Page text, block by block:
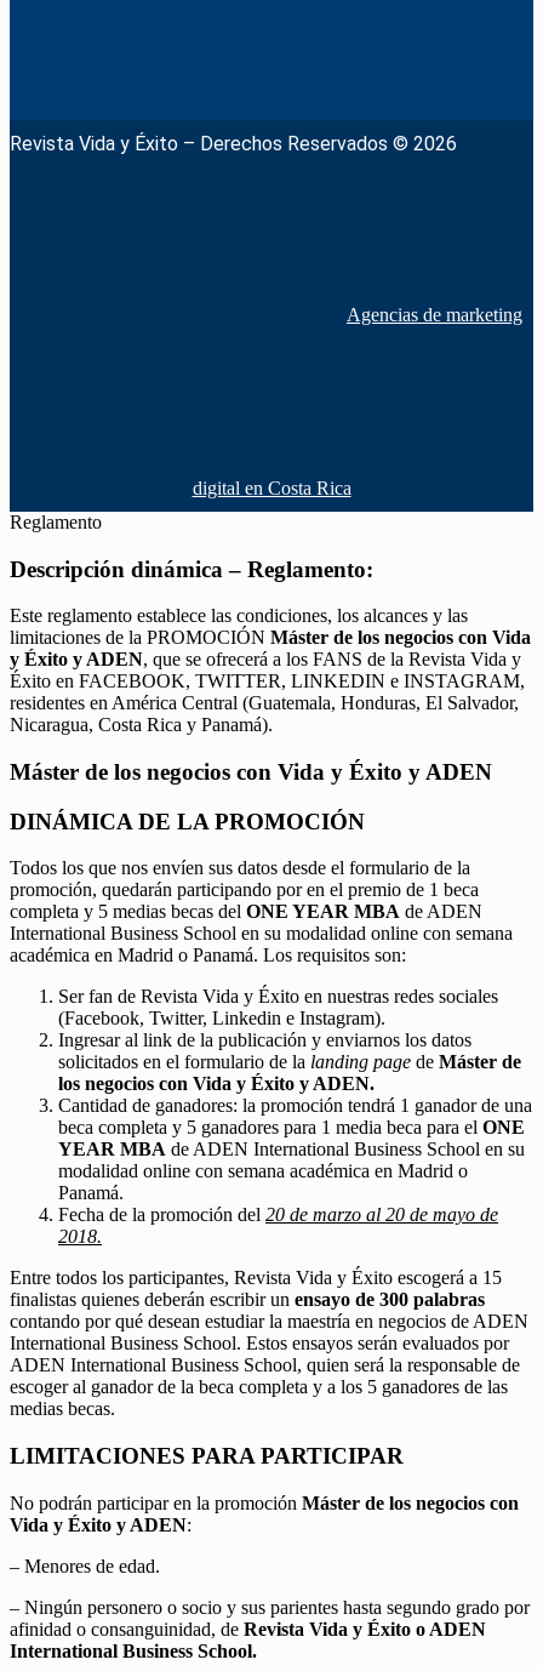
Revista Vida y Éxito – Derechos Reservados © 2026
Agencias de marketing
digital en Costa Rica
Reglamento
Descripción dinámica – Reglamento:
Este reglamento establece las condiciones, los alcances y las
limitaciones de la PROMOCIÓN Máster de los negocios con Vida
y Éxito y ADEN, que se ofrecerá a los FANS de la Revista Vida y
Éxito en FACEBOOK, TWITTER, LINKEDIN e INSTAGRAM,
residentes en América Central (Guatemala, Honduras, El Salvador,
Nicaragua, Costa Rica y Panamá).
Máster de los negocios con Vida y Éxito y ADEN
DINÁMICA DE LA PROMOCIÓN
Todos los que nos envíen sus datos desde el formulario de la
promoción, quedarán participando por en el premio de 1 beca
completa y 5 medias becas del ONE YEAR MBA de ADEN
International Business School en su modalidad online con semana
académica en Madrid o Panamá. Los requisitos son:
Ser fan de Revista Vida y Éxito en nuestras redes sociales
(Facebook, Twitter, Linkedin e Instagram).
Ingresar al link de la publicación y enviarnos los datos
solicitados en el formulario de la landing page de Máster de
los negocios con Vida y Éxito y ADEN.
Cantidad de ganadores: la promoción tendrá 1 ganador de una
beca completa y 5 ganadores para 1 media beca para el ONE
YEAR MBA de ADEN International Business School en su
modalidad online con semana académica en Madrid o
Panamá.
Fecha de la promoción del 20 de marzo al 20 de mayo de
2018.
Entre todos los participantes, Revista Vida y Éxito escogerá a 15
finalistas quienes deberán escribir un ensayo de 300 palabras
contando por qué desean estudiar la maestría en negocios de ADEN
International Business School. Estos ensayos serán evaluados por
ADEN International Business School, quien será la responsable de
escoger al ganador de la beca completa y a los 5 ganadores de las
medias becas.
LIMITACIONES PARA PARTICIPAR
No podrán participar en la promoción Máster de los negocios con
Vida y Éxito y ADEN:
– Menores de edad.
– Ningún personero o socio y sus parientes hasta segundo grado por
afinidad o consanguinidad, de Revista Vida y Éxito o ADEN
International Business School.